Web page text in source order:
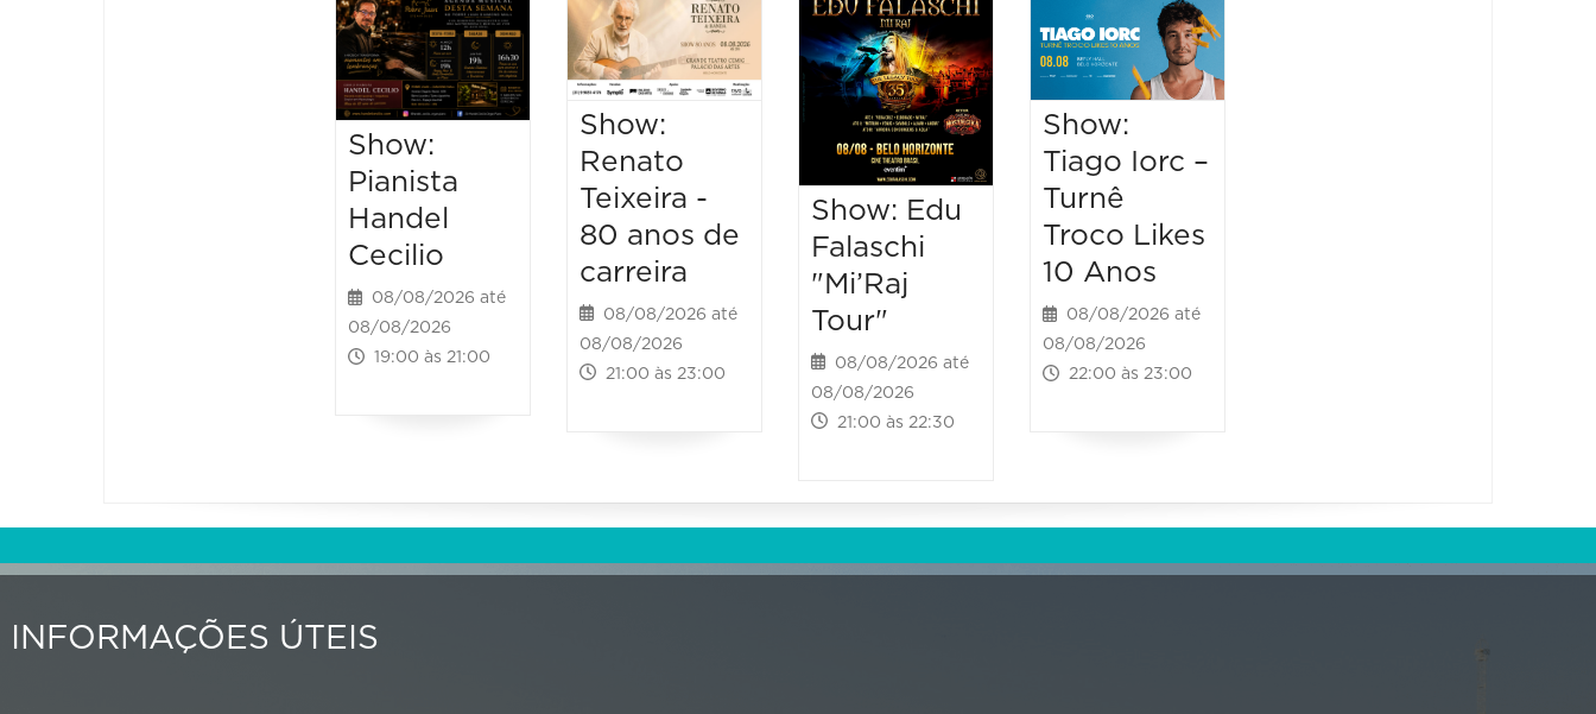
Show:
Pianista
Handel
Cecilio
08/08/2026 até
08/08/2026
19:00 às 21:00
Show:
Renato
Teixeira -
80 anos de
carreira
08/08/2026 até
08/08/2026
21:00 às 23:00
Show: Edu
Falaschi
"Mi’Raj
Tour"
08/08/2026 até
08/08/2026
21:00 às 22:30
Show:
Tiago Iorc –
Turnê
Troco Likes
10 Anos
08/08/2026 até
08/08/2026
22:00 às 23:00
INFORMAÇÕES ÚTEIS